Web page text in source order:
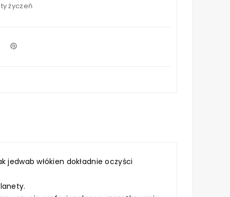
życzeń
jedwab włókien dokładnie oczyści